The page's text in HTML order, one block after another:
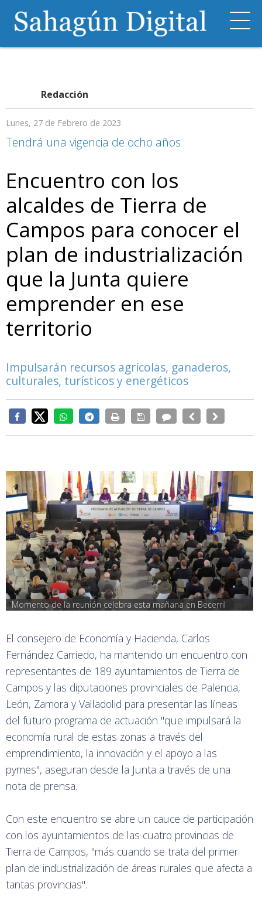
Redacción
Lunes, 27 de Febrero de 2023
Tendrá una vigencia de ocho años
Encuentro con los
alcaldes de Tierra de
Campos para conocer el
plan de industrialización
que la Junta quiere
emprender en ese
territorio
Impulsarán recursos agrícolas, ganaderos,
culturales, turísticos y energéticos
Momento de la reunión celebra esta mañana en Becerril
El consejero de Economía y Hacienda, Carlos
Fernández Carriedo, ha mantenido un encuentro con
representantes de 189 ayuntamientos de Tierra de
Campos y las diputaciones provinciales de Palencia,
León, Zamora y Valladolid para presentar las líneas
del futuro programa de actuación "que impulsará la
economía rural de estas zonas a través del
emprendimiento, la innovación y el apoyo a las
pymes", aseguran desde la Junta a través de una
nota de prensa.
Con este encuentro se abre un cauce de participación
con los ayuntamientos de las cuatro provincias de
Tierra de Campos, "más cuando se trata del primer
plan de industrialización de áreas rurales que afecta a
tantas provincias".